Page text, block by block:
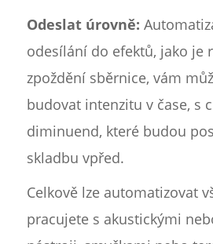
Odeslat úrovně:
odesílání do efektů, jako je
zpoždění sběrnice, vám
budovat intenzitu v čase, s
diminuend, které budou
skladbu vpřed.
Celkově lze automatizovat
pracujete s akustickými